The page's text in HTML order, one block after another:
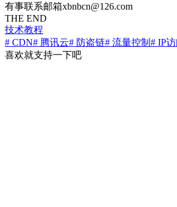
有事联系邮箱xbnbcn@126.com
THE END
技术教程
# CDN# 腾讯云# 防盗链# 流量控制 # IP
喜欢就支持一下吧